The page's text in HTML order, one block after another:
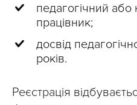
педагогічний або
працівник;
досвід
років.
Реєстрація